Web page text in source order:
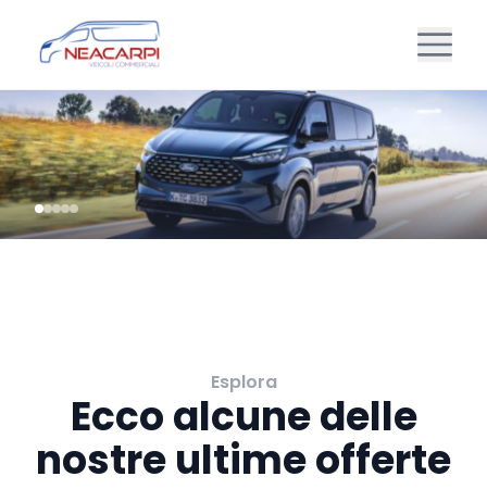
Esplora
Ecco alcune delle
nostre ultime offerte